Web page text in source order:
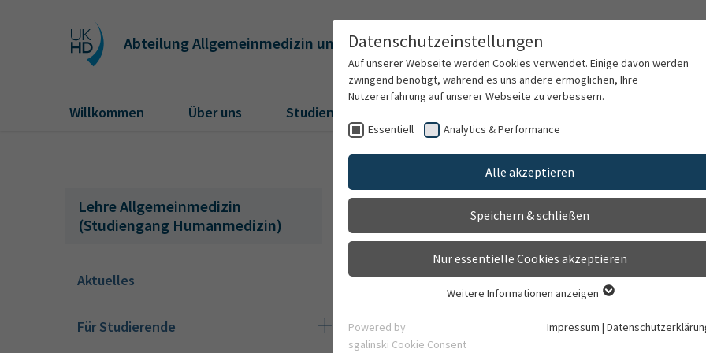
Abteilung Allgemeinmedizin und Versorgungsforschung
Willkommen Über uns Studiengänge
Projekte im
Das Lehreteam der Abteilung Allgemeinmedizin und
Lehre Allgemeinmedizin
(Studiengang Humanmedizin)
Aktuelles
Für Studierende
Datenschutzeinstellungen
Auf unserer Webseite werden Cookies verwendet. Einige davon werden
zwingend benötigt, während es uns andere ermöglichen, Ihre
Nutzererfahrung auf unserer Webseite zu verbessern.
Essentiell Analytics & Performance
Alle akzeptieren
Speichern & schließen
Nur essentielle Cookies akzeptieren
Essentielle Cookies werden für grundlegende Funktionen der Webseite
benötigt. Dadurch ist gewährleistet, dass die Webseite einwandfrei
Weitere Informationen anzeigen
Powered by
sgalinski Cookie Consent
Impressum |